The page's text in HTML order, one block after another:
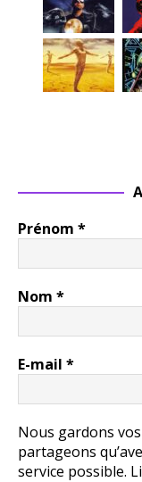
Prénom *
Nom *
E-mail *
Nous gardons
partageons
service possible.